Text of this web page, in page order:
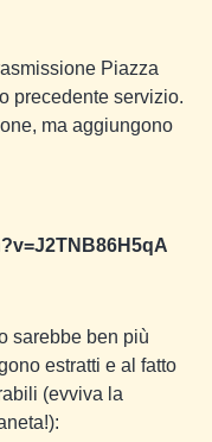
Piazza
precedente servizio.
ma aggiungono
sarebbe ben più
estratti e al fatto
(evviva la